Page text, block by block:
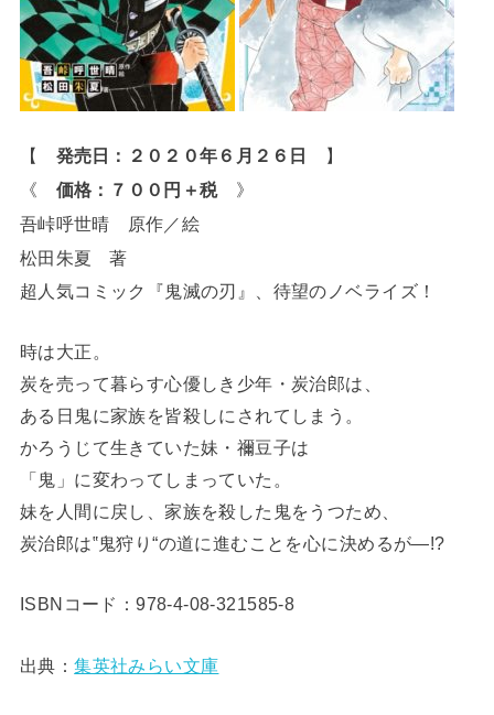
【 発売日：２０２０年６月２６日
】
《 価格：７００円＋税》
吾峠呼世晴 原作／絵
松田朱夏 著
超人気コミック『鬼滅の刃』、待望のノベライズ！
時は大正。
炭を売って暮らす心優しき少年・炭治郎は、
ある日鬼に家族を皆殺しにされてしまう。
かろうじて生きていた妹・禰豆子は
「鬼」に変わってしまっていた。
妹を人間に戻し、家族を殺した鬼をうつため、
炭治郎は‟鬼狩り“の道に進むことを心に決めるが―!?
ISBNコード：978-4-08-321585-8
出典：集英社みらい文庫